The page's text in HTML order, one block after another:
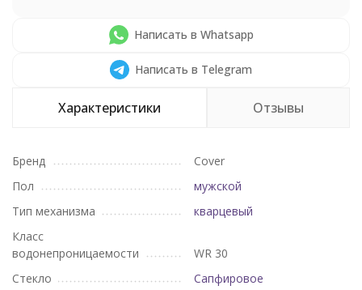
Написать в Whatsapp
Написать в Telegram
Характеристики Отзывы
Бренд
Cover
Пол
мужской
Тип механизма
кварцевый
Класс
водонепроницаемости
WR 30
Стекло
Сапфировое